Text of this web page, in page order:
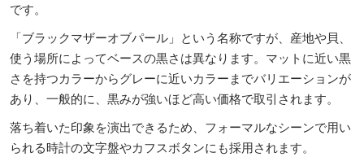
です。
「ブラックマザーオブパール」という名称ですが、産地や貝、
使う場所によってベースの黒さは異なります。マットに近い黒
さを持つカラーからグレーに近いカラーまでバリエーションが
あり、一般的に、黒みが強いほど高い価格で取引されます。
落ち着いた印象を演出できるため、フォーマルなシーンで用い
られる時計の文字盤やカフスボタンにも採用されます。